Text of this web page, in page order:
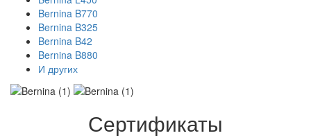
Bernina B770
Bernina B325
Bernina B42
Bernina B880
И других
Сертификаты